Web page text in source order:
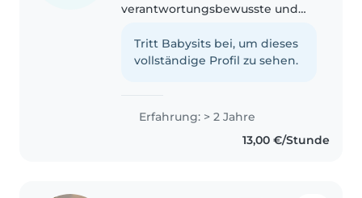
verantwortungsbewusste und
Erfahrung in der
Kinderbetreuung. Ich habe
und Grundschulkindern...
Tritt Babysits bei, um dieses
vollständige Profil zu sehen.
Erfahrung: > 2 Jahre
13,00 €/Stunde